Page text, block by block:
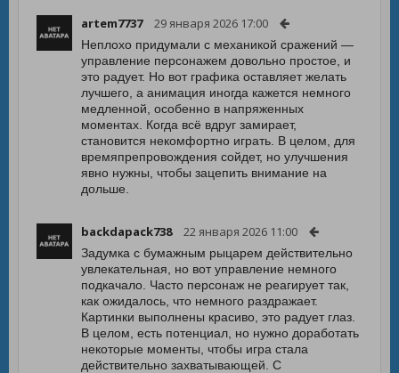
artem7737 29 января 2026 17:00
Неплохо придумали с механикой сражений —
управление персонажем довольно простое, и
это радует. Но вот графика оставляет желать
лучшего, а анимация иногда кажется немного
медленной, особенно в напряженных
моментах. Когда всё вдруг замирает,
становится некомфортно играть. В целом, для
времяпрепровождения сойдет, но улучшения
явно нужны, чтобы зацепить внимание на
дольше.
backdapack738 22 января 2026 11:00
Задумка с бумажным рыцарем действительно
увлекательная, но вот управление немного
подкачало. Часто персонаж не реагирует так,
как ожидалось, что немного раздражает.
Картинки выполнены красиво, это радует глаз.
В целом, есть потенциал, но нужно доработать
некоторые моменты, чтобы игра стала
действительно захватывающей. С